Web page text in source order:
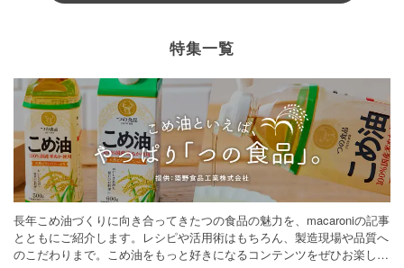
特集一覧
長年こめ油づくりに向き合ってきたつの食品の魅力を、macaroniの記事
とともにご紹介します。レシピや活用術はもちろん、製造現場や品質へ
のこだわりまで。こめ油をもっと好きになるコンテンツをぜひお楽しみ